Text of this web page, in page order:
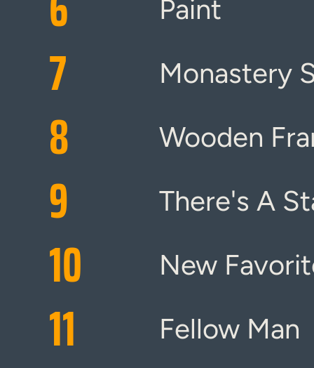
Paint
7 Monastery
8 Wooden
9 There's A
10 New
11 Fellow Man